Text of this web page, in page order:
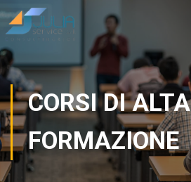
CORSI DI ALTA
FORMAZIONE